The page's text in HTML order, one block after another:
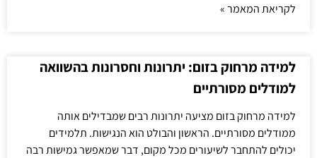
לקריאת המאמר »
למידה מרחוק בזום: יתרונות וחסרונות בהשוואה
למודלים מסורתיים
למידה מרחוק בזום מציעה יתרונות רבים שמבדילים אותה
ממודלים מסורתיים. הראשון והבולט הוא הנגישות. תלמידים
יכולים להתחבר לשיעורים מכל מקום, דבר שמאפשר גמישות רבה